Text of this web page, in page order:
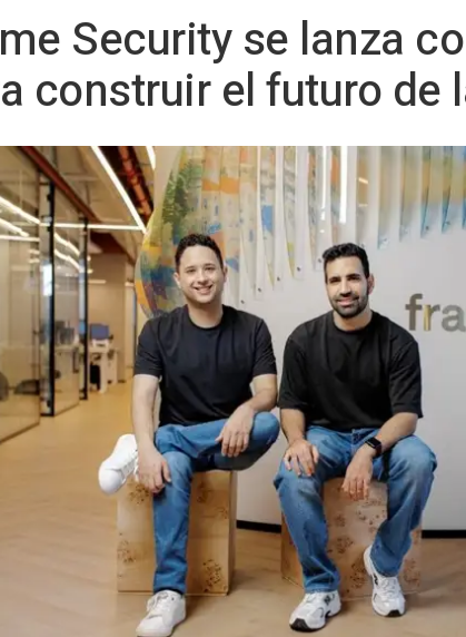
Security se lanza
construir el futuro de